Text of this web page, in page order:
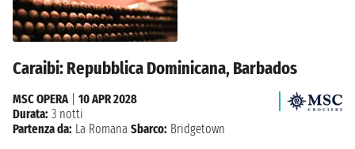
Caraibi: Repubblica Dominicana, Barbados
MSC OPERA| 10 APR 2028
Durata: 3 notti
Partenza da: La Romana Sbarco: Bridgetown